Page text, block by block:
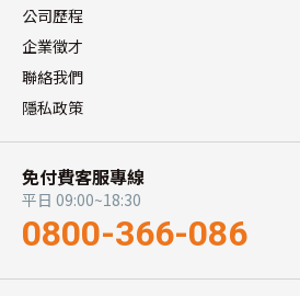
公司歷程
企業徵才
聯絡我們
隱私政策
免付費客服專線
平日 09:00~18:30
0800-366-086